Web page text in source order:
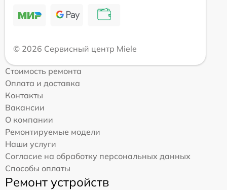
© 2026 Сервисный центр Miele
Стоимость ремонта
Оплата и доставка
Контакты
Вакансии
О компании
Ремонтируемые модели
Наши услуги
Согласие на обработку персональных данных
Способы оплаты
Ремонт устройств